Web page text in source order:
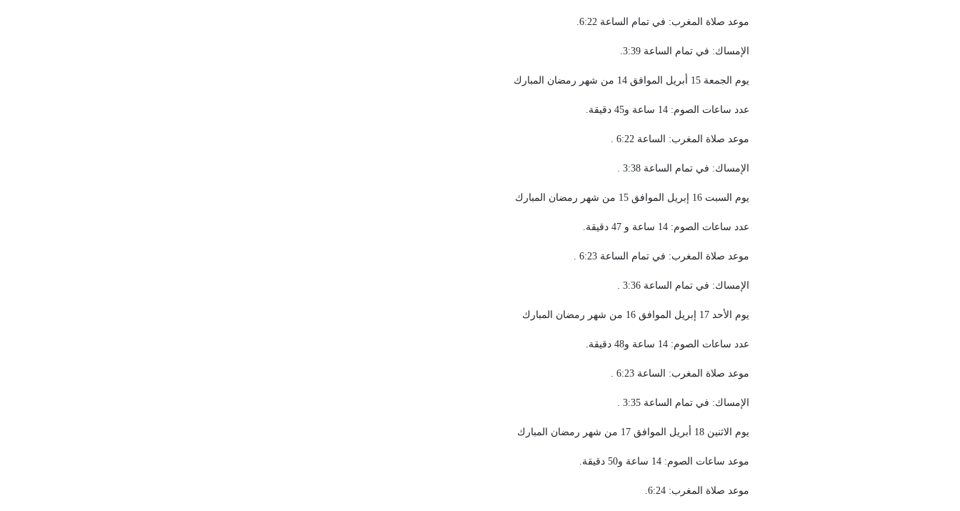
موعد صلاة المغرب: في تمام الساعة 6:22.
الإمساك: في تمام الساعة 3:39.
يوم الجمعة 15 أبريل الموافق 14 من شهر رمضان المبارك
عدد ساعات الصوم: 14 ساعة و45 دقيقة.
موعد صلاة المغرب: الساعة 6:22 .
الإمساك: في تمام الساعة 3:38 .
يوم السبت 16 إبريل الموافق 15 من شهر رمضان المبارك
عدد ساعات الصوم: 14 ساعة و 47 دقيقة.
موعد صلاة المغرب: في تمام الساعة 6:23 .
الإمساك: في تمام الساعة 3:36 .
يوم الأحد 17 إبريل الموافق 16 من شهر رمضان المبارك
عدد ساعات الصوم: 14 ساعة و48 دقيقة.
موعد صلاة المغرب: الساعة 6:23 .
الإمساك: في تمام الساعة 3:35 .
يوم الاثنين 18 أبريل الموافق 17 من شهر رمضان المبارك
موعد ساعات الصوم: 14 ساعة و50 دقيقة.
موعد صلاة المغرب: 6:24.